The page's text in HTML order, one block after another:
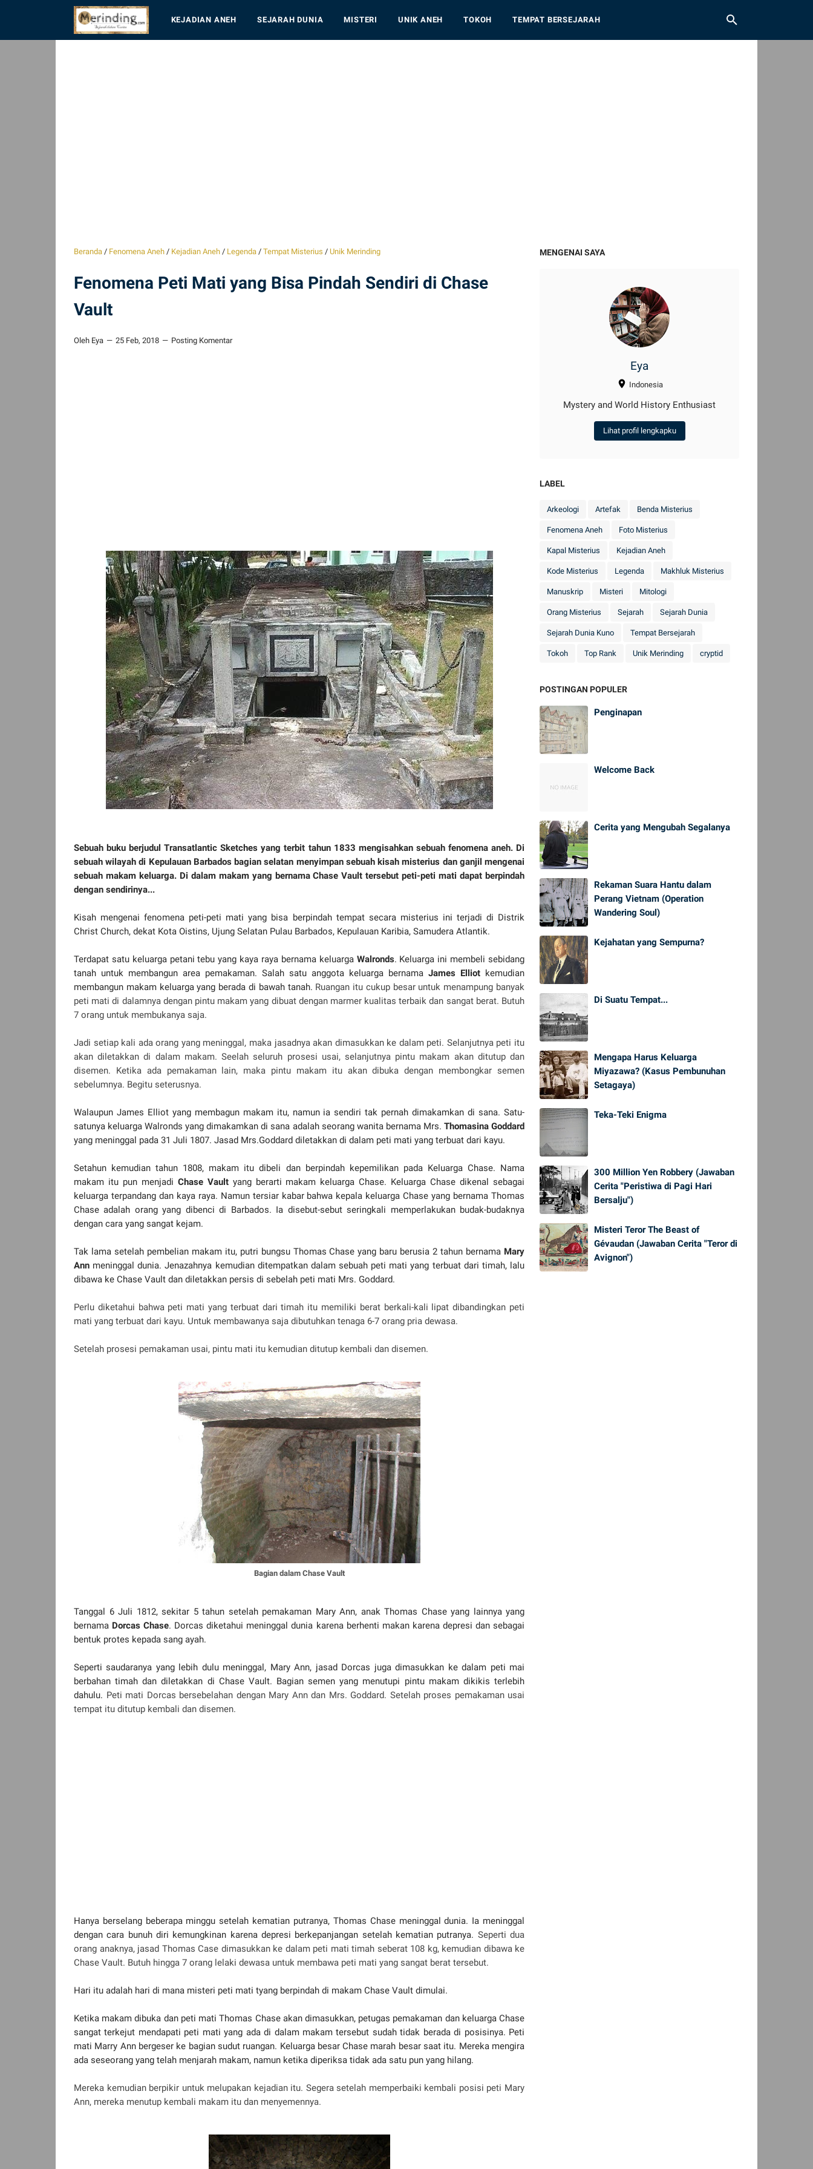
KEJADIAN ANEH SEJARAH DUNIA MISTERI UNIK ANEH TOKOH TEMPAT BERSEJARAH
Beranda / Fenomena Aneh / Kejadian Aneh / Legenda / Tempat Misterius / Unik Merinding
Fenomena Peti Mati yang Bisa Pindah Sendiri di Chase
Vault
Oleh Eya 25 Feb, 2018 Posting Komentar
Sebuah buku berjudul Transatlantic Sketches yang terbit tahun 1833 mengisahkan sebuah fenomena aneh. Di
sebuah wilayah di Kepulauan Barbados bagian selatan menyimpan sebuah kisah misterius dan ganjil mengenai
sebuah makam keluarga. Di dalam makam yang bernama Chase Vault tersebut peti-peti mati dapat berpindah
dengan sendirinya...
Kisah mengenai fenomena peti-peti mati yang bisa berpindah tempat secara misterius ini terjadi di Distrik
Christ Church, dekat Kota Oistins, Ujung Selatan Pulau Barbados, Kepulauan Karibia, Samudera Atlantik.
Terdapat satu keluarga petani tebu yang kaya raya bernama keluarga Walronds. Keluarga ini membeli sebidang
tanah untuk membangun area pemakaman. Salah satu anggota keluarga bernama James Elliot kemudian
membangun makam keluarga yang berada di bawah tanah. Ruangan itu cukup besar untuk menampung banyak
peti mati di dalamnya dengan pintu makam yang dibuat dengan marmer kualitas terbaik dan sangat berat. Butuh
7 orang untuk membukanya saja.
Jadi setiap kali ada orang yang meninggal, maka jasadnya akan dimasukkan ke dalam peti. Selanjutnya peti itu
akan diletakkan di dalam makam. Seelah seluruh prosesi usai, selanjutnya pintu makam akan ditutup dan
disemen. Ketika ada pemakaman lain, maka pintu makam itu akan dibuka dengan membongkar semen
sebelumnya. Begitu seterusnya.
Walaupun James Elliot yang membagun makam itu, namun ia sendiri tak pernah dimakamkan di sana. Satu-
satunya keluarga Walronds yang dimakamkan di sana adalah seorang wanita bernama Mrs. Thomasina Goddard
yang meninggal pada 31 Juli 1807. Jasad Mrs.Goddard diletakkan di dalam peti mati yang terbuat dari kayu.
Setahun kemudian tahun 1808, makam itu dibeli dan berpindah kepemilikan pada Keluarga Chase. Nama
makam itu pun menjadi Chase Vaultyang berarti makam keluarga Chase. Keluarga Chase dikenal sebagai
keluarga terpandang dan kaya raya. Namun tersiar kabar bahwa kepala keluarga Chase yang bernama Thomas
Chase adalah orang yang dibenci di Barbados. Ia disebut-sebut seringkali memperlakukan budak-budaknya
dengan cara yang sangat kejam.
Tak lama setelah pembelian makam itu, putri bungsu Thomas Chase yang baru berusia 2 tahun bernama Mary
Ann meninggal dunia. Jenazahnya kemudian ditempatkan dalam sebuah peti mati yang terbuat dari timah, lalu
dibawa ke Chase Vault dan diletakkan persis di sebelah peti mati Mrs. Goddard.
Perlu diketahui bahwa peti mati yang terbuat dari timah itu memiliki berat berkali-kali lipat dibandingkan peti
mati yang terbuat dari kayu. Untuk membawanya saja dibutuhkan tenaga 6-7 orang pria dewasa.
Setelah prosesi pemakaman usai, pintu mati itu kemudian ditutup kembali dan disemen.
Bagian dalam Chase Vault
Tanggal 6 Juli 1812, sekitar 5 tahun setelah pemakaman Mary Ann, anak Thomas Chase yang lainnya yang
bernama Dorcas Chase. Dorcas diketahui meninggal dunia karena berhenti makan karena depresi dan sebagai
bentuk protes kepada sang ayah.
Seperti saudaranya yang lebih dulu meninggal, Mary Ann, jasad Dorcas juga dimasukkan ke dalam peti mai
berbahan timah dan diletakkan di Chase Vault. Bagian semen yang menutupi pintu makam dikikis terlebih
dahulu. Peti mati Dorcas bersebelahan dengan Mary Ann dan Mrs. Goddard. Setelah proses pemakaman usai
tempat itu ditutup kembali dan disemen.
Hanya berselang beberapa minggu setelah kematian putranya, Thomas Chase meninggal dunia. Ia meninggal
dengan cara bunuh diri kemungkinan karena depresi berkepanjangan setelah kematian putranya. Seperti dua
orang anaknya, jasad Thomas Case dimasukkan ke dalam peti mati timah seberat 108 kg, kemudian dibawa ke
Chase Vault. Butuh hingga 7 orang lelaki dewasa untuk membawa peti mati yang sangat berat tersebut.
Hari itu adalah hari di mana misteri peti mati tyang berpindah di makam Chase Vault dimulai.
Ketika makam dibuka dan peti mati Thomas Chase akan dimasukkan, petugas pemakaman dan keluarga Chase
sangat terkejut mendapati peti mati yang ada di dalam makam tersebut sudah tidak berada di posisinya. Peti
mati Marry Ann bergeser ke bagian sudut ruangan. Keluarga besar Chase marah besar saat itu. Mereka mengira
ada seseorang yang telah menjarah makam, namun ketika diperiksa tidak ada satu pun yang hilang.
Mereka kemudian berpikir untuk melupakan kejadian itu. Segera setelah memperbaiki kembali posisi peti Mary
Ann, mereka menutup kembali makam itu dan menyemennya.
MENGENAI SAYA
Eya
Indonesia
Mystery and World History Enthusiast
Lihat profil lengkapku
LABEL
Arkeologi Artefak Benda Misterius
Fenomena Aneh Foto Misterius
Kapal Misterius Kejadian Aneh
Kode Misterius Legenda Makhluk Misterius
Manuskrip Misteri Mitologi
Orang Misterius Sejarah Sejarah Dunia
Sejarah Dunia Kuno Tempat Bersejarah
Tokoh Top Rank Unik Merinding cryptid
POSTINGAN POPULER
Penginapan
Welcome Back
Cerita yang Mengubah Segalanya
Rekaman Suara Hantu dalam
Perang Vietnam (Operation
Wandering Soul)
Kejahatan yang Sempurna?
Di Suatu Tempat...
Mengapa Harus Keluarga
Miyazawa? (Kasus Pembunuhan
Setagaya)
Teka-Teki Enigma
300 Million Yen Robbery (Jawaban
Cerita "Peristiwa di Pagi Hari
Bersalju")
Misteri Teror The Beast of
Gévaudan (Jawaban Cerita "Teror di
Avignon")